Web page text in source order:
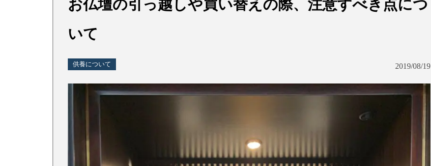
お仏壇の引っ越しや買い替えの際、注意すべき点につ
いて
供養について 2019/08/19